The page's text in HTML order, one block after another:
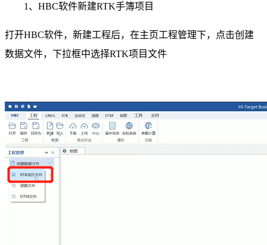
1、HBC软件新建RTK手簿项目
打开HBC软件，新建工程后，在主页工程管理下，点击创建
数据文件，下拉框中选择RTK项目文件